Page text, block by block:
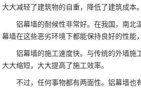
大大减轻了建筑物的自重，降低了建筑成本。
铝幕墙的耐候性非常好。在我国，南北
幕墙在这些恶劣环境下都能保持良好的性能
铝幕墙的施工速度快。与传统的外墙施
大大缩短，大大提高了施工效率。
不过，任何事物都有两面性。铝幕墙也